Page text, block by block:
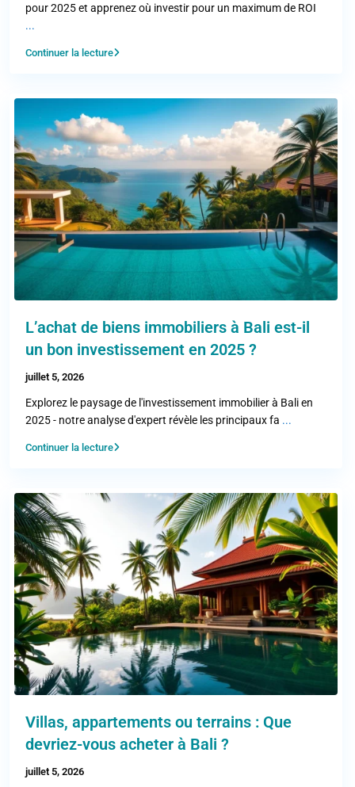
pour 2025 et apprenez où investir pour un maximum de ROI
...
Continuer la lecture
L’achat de biens immobiliers à Bali est-il
un bon investissement en 2025 ?
juillet 5, 2026
Explorez le paysage de l'investissement immobilier à Bali en
2025 - notre analyse d'expert révèle les principaux fa ...
Continuer la lecture
Villas, appartements ou terrains : Que
devriez-vous acheter à Bali ?
juillet 5, 2026